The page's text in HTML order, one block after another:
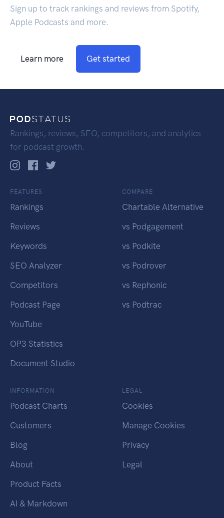
Sign up to track rankings and reviews from Spotify,
Apple Podcasts and more.
Learn more Get started
Rankings, reviews, SEO, competitors, and analytics
for podcast growth.
FEATURES
Rankings
Reviews
Keywords
SEO Analyzer
Competitors
Podcast Page
YouTube
OP3 Statistics
Document Studio
COMPARE
Chartable Alternative
vs Podgagement
vs Podkite
vs Podrover
vs Rephonic
vs Podtrac
INFORMATION
Podcast Charts
Customers
Blog
About
Product Facts
AI & Markdown
LEGAL
Cookies
Manage Cookies
Privacy
Legal